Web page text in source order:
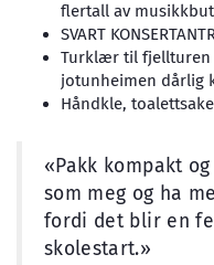
flertall av
SVART
Turklær til fjellturen
jotunheimen dårlig
Håndkle,
«Pakk kompakt
som meg og ha
fordi det blir en
skolestart.»